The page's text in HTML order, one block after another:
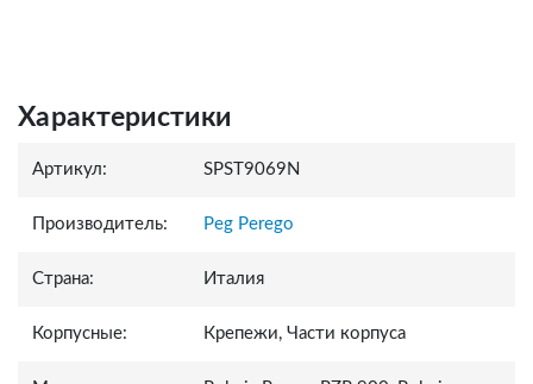
Характеристики
Артикул: SPST9069N
Производитель: Peg Perego
Страна: Италия
Корпусные: Крепежи, Части корпуса